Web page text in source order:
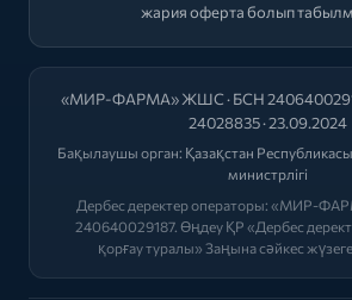
жария оферта болып
«МИР-ФАРМА» ЖШС · БСН
24028835 · 23.09.2024
Бақылаушы орган: Қазақстан
министрлігі
Дербес деректер операторы: «МИР-
240640029187. Өңдеу ҚР «Дербес
қорғау туралы» Заңына сәйкес